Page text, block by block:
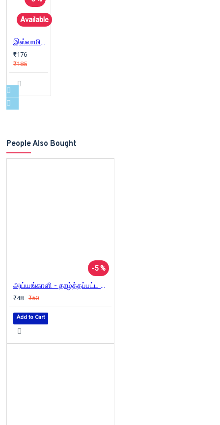
Available
இஸ்லாமியத் தத்துவ இயல்
₹176
₹185
People Also Bought
-5 %
அய்யங்காளி - தாழ்த்தப்பட்ட இனத்தவருடைய படைத்தலைவன்
₹48 ₹50
Add to Cart